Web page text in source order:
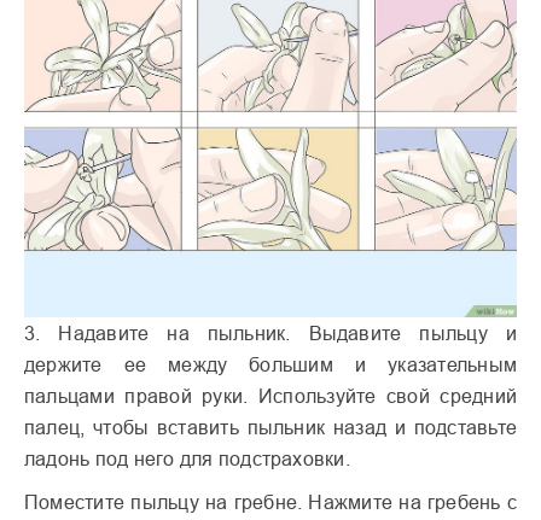
3. Надавите на пыльник. Выдавите пыльцу и
держите ее между большим и указательным
пальцами правой руки. Используйте свой средний
палец, чтобы вставить пыльник назад и подставьте
ладонь под него для подстраховки.
Поместите пыльцу на гребне. Нажмите на гребень с